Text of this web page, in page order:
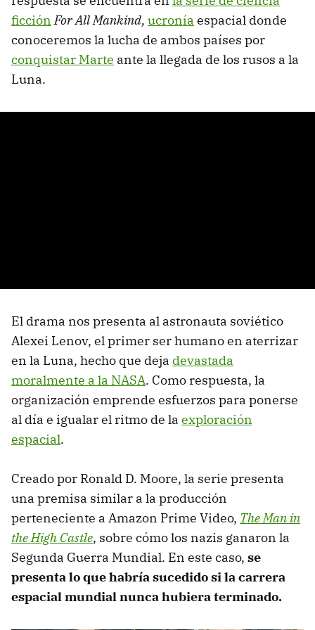
ficción For All Mankind, ucronía espacial donde
conoceremos la lucha de ambos países por
conquistar Marte ante la llegada de los rusos a la
Luna.
El drama nos presenta al astronauta soviético
Alexei Lenov, el primer ser humano en aterrizar
en la Luna, hecho que deja devastada
moralmente a la NASA. Como respuesta, la
organización emprende esfuerzos para ponerse
al día e igualar el ritmo de la exploración
espacial.
Creado por Ronald D. Moore, la serie presenta
una premisa similar a la producción
perteneciente a Amazon Prime Video, The Man in
the High Castle, sobre cómo los nazis ganaron la
Segunda Guerra Mundial. En este caso, se
presenta lo que habría sucedido si la carrera
espacial mundial nunca hubiera terminado.